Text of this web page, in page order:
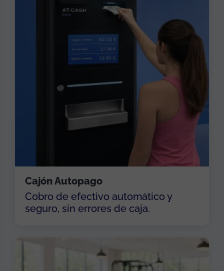
Cajón Autopago
Cobro de efectivo automático y
seguro, sin errores de caja.